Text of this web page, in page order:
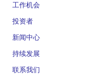
工作机会
投资者
新闻中心
持续发展
联系我们